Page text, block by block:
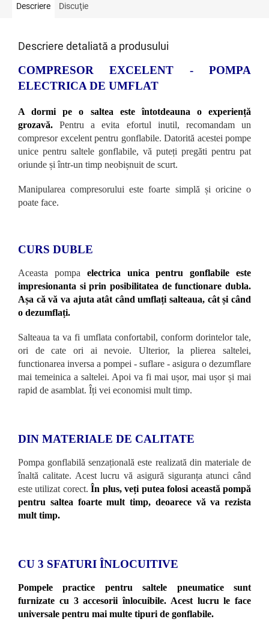
Descriere Discuţie
Descriere detaliată a produsului
COMPRESOR EXCELENT - POMPA
ELECTRICA DE UMFLAT
A dormi pe o saltea este întotdeauna o experiență
grozavă. Pentru a evita efortul inutil, recomandam un
compresor excelent pentru gonflabile. Datorită acestei pompe
unice pentru saltele gonflabile, vă puteți pregăti pentru pat
oriunde și într-un timp neobișnuit de scurt.
Manipularea compresorului este foarte simplă și oricine o
poate face.
CURS DUBLE
Aceasta pompa electrica unica pentru gonflabile este
impresionanta si prin posibilitatea de functionare dubla.
Așa că vă va ajuta atât când umflați salteaua, cât și când
o dezumflați.
Salteaua ta va fi umflata confortabil, conform dorintelor tale,
ori de cate ori ai nevoie. Ulterior, la plierea saltelei,
functionarea inversa a pompei - suflare - asigura o dezumflare
mai temeinica a saltelei. Apoi va fi mai ușor, mai ușor și mai
rapid de asamblat. Îți vei economisi mult timp.
DIN MATERIALE DE CALITATE
Pompa gonflabilă senzațională este realizată din materiale de
înaltă calitate. Acest lucru vă asigură siguranța atunci când
este utilizat corect.În plus, veți putea folosi această pompă
pentru saltea foarte mult timp, deoarece vă va rezista
mult timp.
CU 3 SFATURI ÎNLOCUITIVE
Pompele practice pentru saltele pneumatice sunt
furnizate cu 3 accesorii înlocuibile. Acest lucru le face
universale pentru mai multe tipuri de gonflabile.